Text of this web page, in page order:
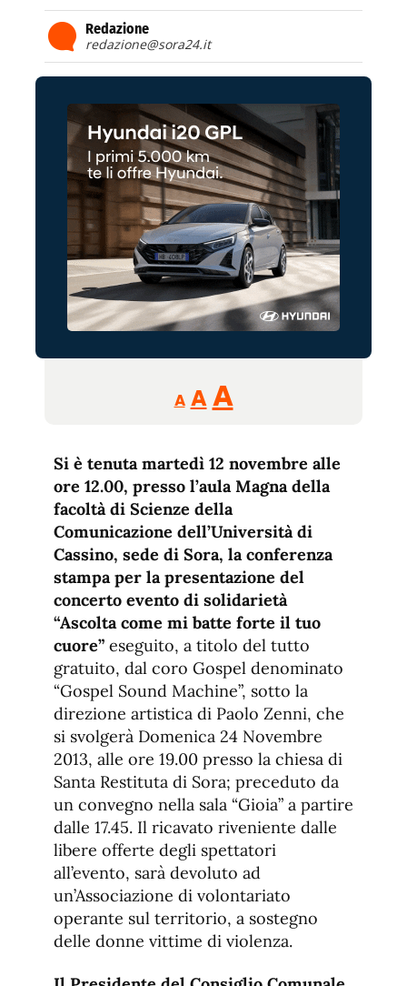
Redazione
redazione@sora24.it
A
Reducir
tamaño
A Restablecer
de
fuente
AAumentar
de
fuente.
Si è tenuta martedì 12 novembre alle
ore 12.00, presso l’aula Magna della
facoltà di Scienze della
Comunicazione dell’Università di
Cassino, sede di Sora, la conferenza
stampa per la presentazione del
concerto evento di solidarietà
“Ascolta come mi batte forte il tuo
cuore” eseguito, a titolo del tutto
gratuito, dal coro Gospel denominato
“Gospel Sound Machine”, sotto la
direzione artistica di Paolo Zenni, che
si svolgerà Domenica 24 Novembre
2013, alle ore 19.00 presso la chiesa di
Santa Restituta di Sora; preceduto da
un convegno nella sala “Gioia” a partire
dalle 17.45. Il ricavato riveniente dalle
libere offerte degli spettatori
all’evento, sarà devoluto ad
un’Associazione di volontariato
operante sul territorio, a sostegno
delle donne vittime di violenza.